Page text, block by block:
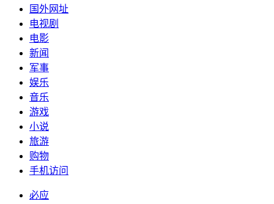
国外网址
电视剧
电影
新闻
军事
娱乐
音乐
游戏
小说
旅游
购物
手机访问
必应